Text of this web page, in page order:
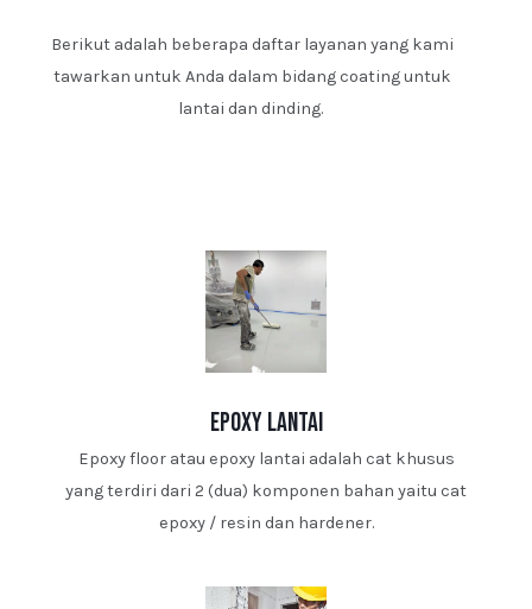
Berikut adalah beberapa daftar layanan yang kami
tawarkan untuk Anda dalam bidang coating untuk
lantai dan dinding.
epoxy lantai
Epoxy floor atau epoxy lantai adalah cat khusus
yang terdiri dari 2 (dua) komponen bahan yaitu cat
epoxy / resin dan hardener.